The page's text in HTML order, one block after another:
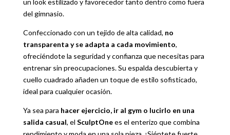
un look estilizado y favorecedor tanto dentro como fuera
del gimnasio.
Confeccionado con un tejido de alta calidad, no
transparenta y se adapta a cada movimiento,
ofreciéndote la seguridad y confianza que necesitas para
entrenar sin preocupaciones. Su espalda descubierta y
cuello cuadrado añaden un toque de estilo sofisticado,
ideal para cualquier ocasión.
Ya sea para hacer ejercicio, ir al gym o lucirlo en una
salida casual, el SculptOnees el enterizo que combina